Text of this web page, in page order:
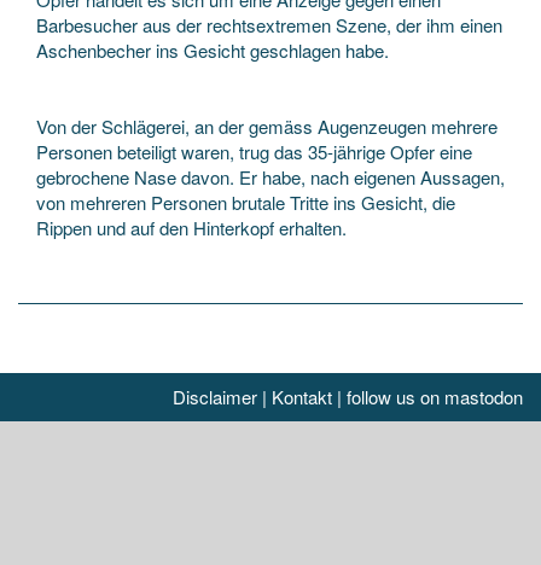
Barbesucher aus der rechtsextremen Szene, der ihm einen
Aschenbecher ins Gesicht geschlagen habe.
Von der Schlägerei, an der gemäss ­Augenzeugen mehrere
Personen beteiligt waren, trug das 35-jährige Opfer eine
gebrochene ­Nase davon. Er habe, nach eigenen Aussagen,
von mehreren Personen brutale Tritte ins Gesicht, die
Rippen und auf den Hinterkopf erhalten.
Disclaimer | Kontakt | follow us on mastodon